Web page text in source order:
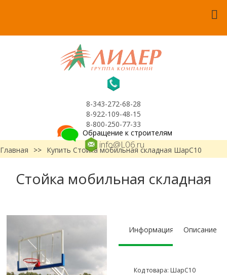
8-343-272-68-28
8-922-109-48-15
8-800-250-77-33
info@L06.ru
Обращение к строителям
Главная
>> Купить Стойка мобильная складная ШарС10
Стойка мобильная складная
Информация Описание
Код товара: ШарС10